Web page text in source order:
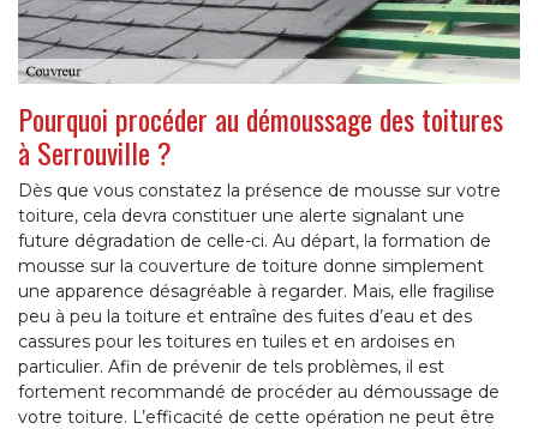
Pourquoi procéder au démoussage des toitures
à Serrouville ?
Dès que vous constatez la présence de mousse sur votre
toiture, cela devra constituer une alerte signalant une
future dégradation de celle-ci. Au départ, la formation de
mousse sur la couverture de toiture donne simplement
une apparence désagréable à regarder. Mais, elle fragilise
peu à peu la toiture et entraîne des fuites d’eau et des
cassures pour les toitures en tuiles et en ardoises en
particulier. Afin de prévenir de tels problèmes, il est
fortement recommandé de procéder au démoussage de
votre toiture. L’efficacité de cette opération ne peut être